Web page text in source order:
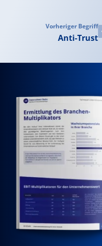
Vorheriger Begriff
Anti-Trust